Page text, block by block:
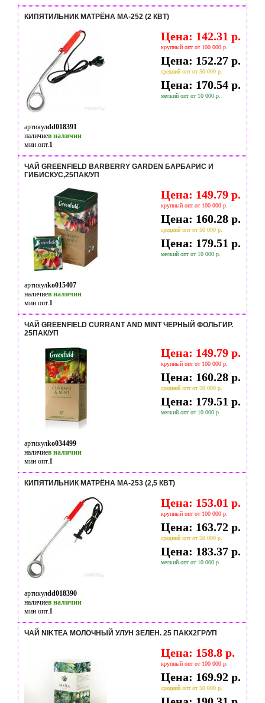
КИПЯТИЛЬНИК МАТРЁНА МА-252 (2 КВТ)
Цена: 142.31 р.
крупный опт от 100 000 р.
Цена: 152.27 р.
средний опт от 50 000 р.
Цена: 170.54 р.
мелкий опт от 10 000 р.
артикулdd018391
наличиев наличии
мин опт.1
ЧАЙ GREENFIELD BARBERRY GARDEN БАРБАРИС И
ГИБИСКУС,25ПАК/УП
Цена: 149.79 р.
крупный опт от 100 000 р.
Цена: 160.28 р.
средний опт от 50 000 р.
Цена: 179.51 р.
мелкий опт от 10 000 р.
артикулko015407
наличиев наличии
мин опт.1
ЧАЙ GREENFIELD CURRANT AND MINT ЧЕРНЫЙ ФОЛЬГИР.
25ПАК/УП
Цена: 149.79 р.
крупный опт от 100 000 р.
Цена: 160.28 р.
средний опт от 50 000 р.
Цена: 179.51 р.
мелкий опт от 10 000 р.
артикулko034499
наличиев наличии
мин опт.1
КИПЯТИЛЬНИК МАТРЁНА МА-253 (2,5 КВТ)
Цена: 153.01 р.
крупный опт от 100 000 р.
Цена: 163.72 р.
средний опт от 50 000 р.
Цена: 183.37 р.
мелкий опт от 10 000 р.
артикулdd018390
наличиев наличии
мин опт.1
ЧАЙ NIKTEA МОЛОЧНЫЙ УЛУН ЗЕЛЕН. 25 ПАКX2ГР/УП
Цена: 158.8 р.
крупный опт от 100 000 р.
Цена: 169.92 р.
средний опт от 50 000 р.